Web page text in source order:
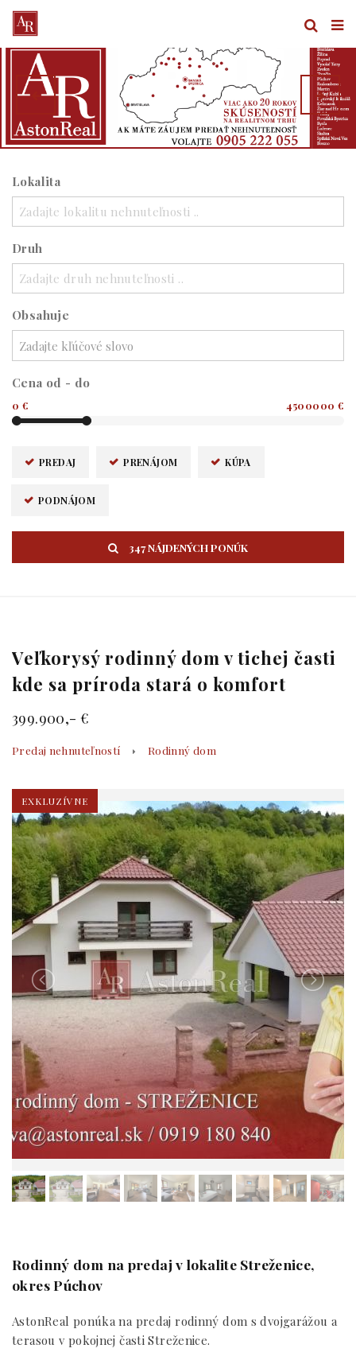
Lokalita
Zadajte lokalitu nehnuteľnosti ..
Druh
Zadajte druh nehnuteľnosti ..
Obsahuje
Cena od - do
0 € 4500000 €
PREDAJ PRENÁJOM KÚPA
PODNÁJOM
347 NÁJDENÝCH PONÚK
Veľkorysý rodinný dom v tichej časti
kde sa príroda stará o komfort
399.900,- €
Predaj nehnuteľností Rodinný dom
EXKLUZÍVNE
Rodinný dom na predaj v lokalite Streženice,
okres Púchov
AstonReal ponúka na predaj rodinný dom s dvojgarážou a
terasou v pokojnej časti Streženice.